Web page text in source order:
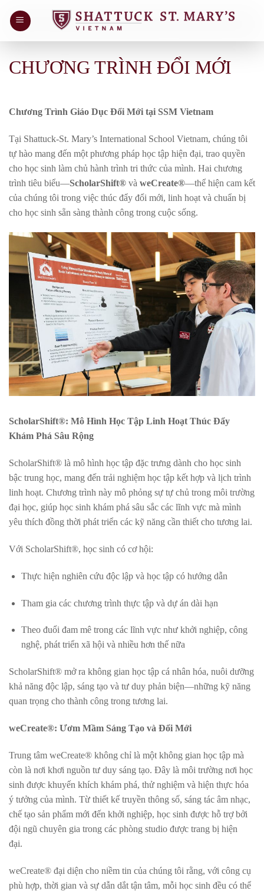
đến
CHƯƠNG TRÌNH ĐỔI MỚI
Chương Trình Giáo Dục Đổi Mới tại SSM Vietnam
Tại Shattuck-St. Mary’s International School Vietnam, chúng tôi
tự hào mang đến một phương pháp học tập hiện đại, trao quyền
cho học sinh làm chủ hành trình tri thức của mình. Hai chương
trình tiêu biểu—ScholarShift® và weCreate®—thể hiện cam kết
của chúng tôi trong việc thúc đẩy đổi mới, linh hoạt và chuẩn bị
cho học sinh sẵn sàng thành công trong cuộc sống.
ScholarShift®: Mô Hình Học Tập Linh Hoạt Thúc Đẩy
Khám Phá Sâu Rộng
ScholarShift® là mô hình học tập đặc trưng dành cho học sinh
bậc trung học, mang đến trải nghiệm học tập kết hợp và lịch trình
linh hoạt. Chương trình này mô phỏng sự tự chủ trong môi trường
đại học, giúp học sinh khám phá sâu sắc các lĩnh vực mà mình
yêu thích đồng thời phát triển các kỹ năng cần thiết cho tương lai.
Với ScholarShift®, học sinh có cơ hội:
Thực hiện nghiên cứu độc lập và học tập có hướng dẫn
Tham gia các chương trình thực tập và dự án dài hạn
Theo đuổi đam mê trong các lĩnh vực như khởi nghiệp, công
nghệ, phát triển xã hội và nhiều hơn thế nữa
ScholarShift® mở ra không gian học tập cá nhân hóa, nuôi dưỡng
khả năng độc lập, sáng tạo và tư duy phản biện—những kỹ năng
quan trọng cho thành công trong tương lai.
weCreate®: Ươm Mầm Sáng Tạo và Đổi Mới
Trung tâm weCreate® không chỉ là một không gian học tập mà
còn là nơi khơi nguồn tư duy sáng tạo. Đây là môi trường nơi học
sinh được khuyến khích khám phá, thử nghiệm và hiện thực hóa
ý tưởng của mình. Từ thiết kế truyền thông số, sáng tác âm nhạc,
chế tạo sản phẩm mới đến khởi nghiệp, học sinh được hỗ trợ bởi
đội ngũ chuyên gia trong các phòng studio được trang bị hiện
đại.
weCreate® đại diện cho niềm tin của chúng tôi rằng, với công cụ
phù hợp, thời gian và sự dẫn dắt tận tâm, mỗi học sinh đều có thể